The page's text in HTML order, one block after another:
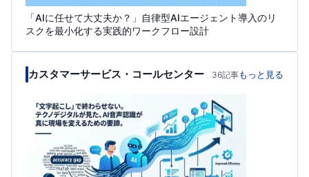
「AIに任せて大丈夫か？」自律型AIエージェント導入のリ
スクを最小化する実践的ワークフロー設計
カスタマーサービス・コールセンター 36記事もっと見る